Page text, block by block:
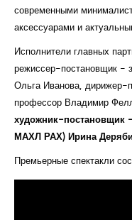
Курсы повышения
Конкурсы
Творческий инкубатор
современными
аксессуарами и
Исполнители главных
режиссер-постановщик -
Ольга Иванова, дирижер-
профессор Владимир
художник-постановщик
МАХЛ РАХ) Ирина
Премьерные спектакли